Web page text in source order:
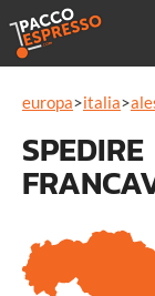
europa>italia>